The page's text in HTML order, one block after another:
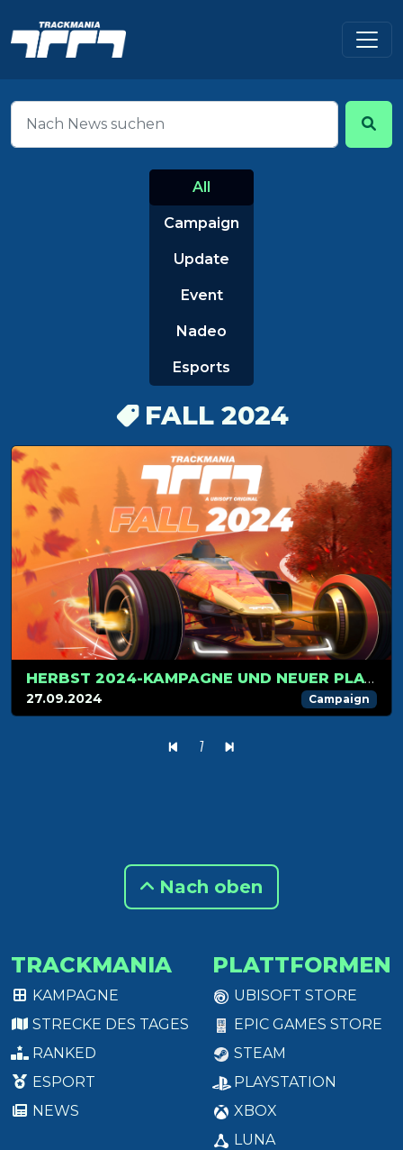
All
Campaign
Update
Event
Nadeo
Esports
FALL 2024
HERBST 2024-KAMPAGNE UND NEUER PLATTFORM-MODUS AB 1. OKTOBER!
27.09.2024 Campaign
1
Nach oben
TRACKMANIA
KAMPAGNE
STRECKE DES TAGES
RANKED
ESPORT
NEWS
PLATTFORMEN
UBISOFT STORE
EPIC GAMES STORE
STEAM
PLAYSTATION
XBOX
LUNA